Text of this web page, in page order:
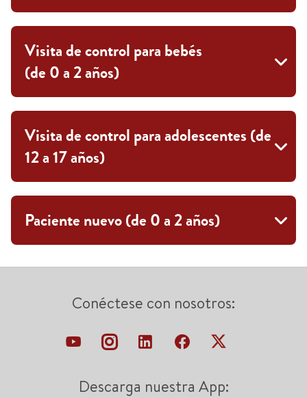
Visita de control para bebés
(de 0 a 2 años)
Visita de control para adolescentes (de
12 a 17 años)
Paciente nuevo (de 0 a 2 años)
Conéctese con nosotros:
Descarga nuestra App: